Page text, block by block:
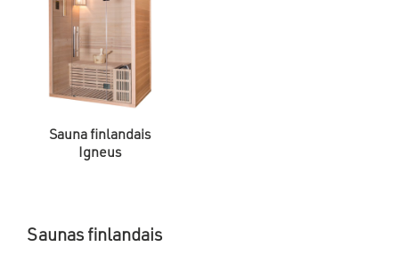
Sauna finlandais
Igneus
Saunas finlandais